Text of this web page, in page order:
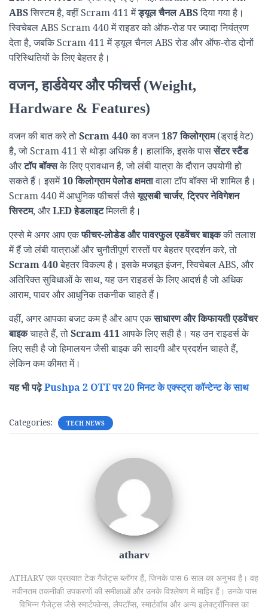
ABSसिस्टम है, वहीं Scram 411 मेंड्यूल चैनल ABSदिया गया है।
स्विचेबल ABS Scram 440 में राइडर को ऑफ-रोड पर ज्यादा नियंत्रण
देता है, जबकि Scram 411 में ड्यूल चैनल ABS रोड और ऑफ-रोड दोनों
परिस्थितियों के लिए बेहतर है।
वजन, हार्डवेयर और फीचर्स (Weight,
Hardware & Features)
वजन की बात करे तोScram 440का वजन187 किलोग्राम(ड्राई वेट)
है, जो Scram 411 से थोड़ा अधिक है। हालांकि, इसके पाससेंटर स्टैंड
औरटॉप बॉक्सके लिए प्रावधान है, जो लंबी यात्रा के दौरान उपयोगी हो
सकते हैं। इसमें10 किलोग्राम पेलोड क्षमतावाला टॉप बॉक्स भी शामिल है।
Scram 440 में आधुनिक फीचर्स जैसेयूएसबी चार्जर,ट्रिपर नेविगेशन
सिस्टम, औरLED हेडलाइटमिलती है।
एस्से मे अगर आप एकफीचर-लोडेड और पावरफुल एडवेंचर बाइककी तलाश
में हैं जो लंबी यात्राओं और चुनौतीपूर्ण रास्तों पर बेहतर प्रदर्शन करे, तो
Scram 440बेहतर विकल्प है। इसके मजबूत इंजन, स्विचेबल ABS, और
अतिरिक्त सुविधाओं के साथ, यह उन राइडर्स के लिए आदर्श है जो अधिक
आराम, पावर और आधुनिक तकनीक चाहते हैं।
वहीं, अगर आपका बजट कम है और आप एकसाधारण और किफायती एडवेंचर
बाइकचाहते हैं, तोScram 411आपके लिए सही है। यह उन राइडर्स के
लिए सही है जो हिमालयन जैसी बाइक की सादगी और प्रदर्शन चाहते हैं,
लेकिन कम कीमत में।
यह भी पढ़ेPushpa 2 OTT पर 20 मिनट के एक्स्ट्रा कॉन्टेन्ट के साथ
Categories: TECH NEWS
atharv
ATHARV एक प्रख्यात टेक गैजेट्स ब्लॉगर हैं, जिनके पास 6 साल का अनुभव है। वह
नवीनतम तकनीकी उपकरणों की समीक्षाओं और उनके विश्लेषण में माहिर हैं। उनके पास
विभिन्न गैजेट्स जैसे स्मार्टफोन्स, लैपटॉप्स, स्मार्टवॉच और अन्य इलेक्ट्रॉनिक्स का